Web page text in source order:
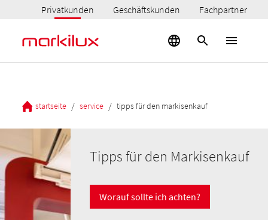
Privatkunden Geschäftskunden Fachpartner
startseite / service / tipps für den markisenkauf
Tipps für den Markisenkauf
Worauf sollte ich achten?